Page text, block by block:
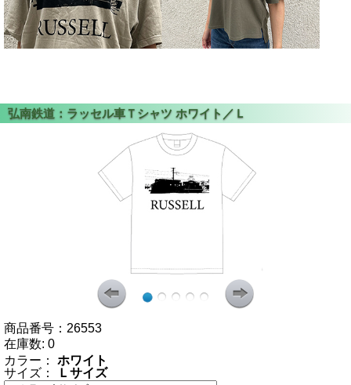
商品番号： 26553
在庫数: 0
カラー：
ホワイト
サイズ：
Ｌサイズ